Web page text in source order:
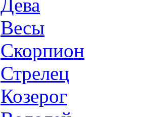
Дева
Весы
Скорпион
Стрелец
Козерог